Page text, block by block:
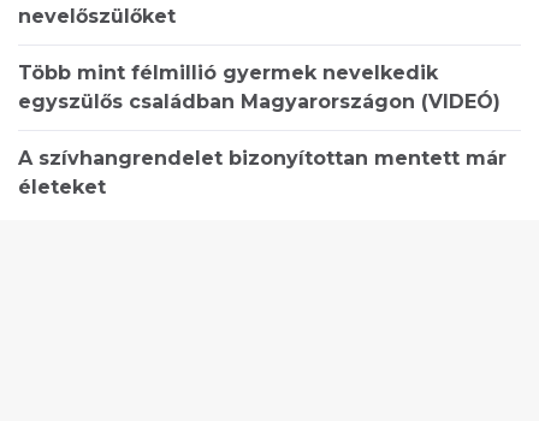
nevelőszülőket
Több mint félmillió gyermek nevelkedik
egyszülős családban Magyarországon (VIDEÓ)
A szívhangrendelet bizonyítottan mentett már
életeket